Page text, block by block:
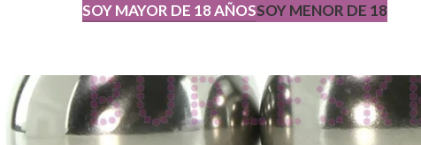
SOY MAYOR DE 18 AÑOSSOY MENOR DE 18